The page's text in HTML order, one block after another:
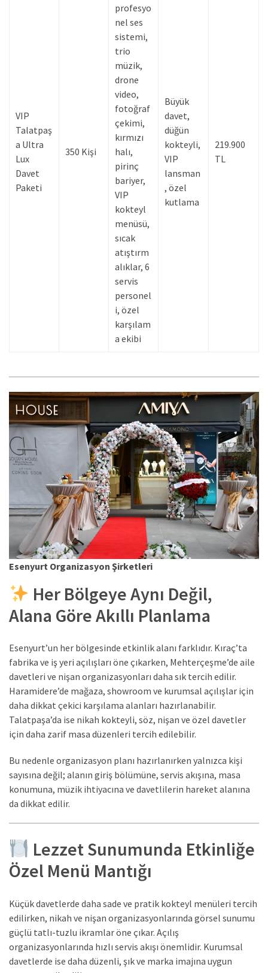
VIP
Talatpaş
a Ultra
Lux
Davet
Paketi
350 Kişi
profesyo
nel ses
sistemi,
trio
müzik,
drone
video,
fotoğraf
çekimi,
kırmızı
halı,
pirinç
bariyer,
VIP
kokteyl
menüsü,
sıcak
atıştırm
alıklar, 6
servis
personel
i, özel
karşılam
a ekibi
Büyük
davet,
düğün
kokteyli,
VIP
lansman
, özel
kutlama
219.900
TL
Esenyurt Organizasyon Şirketleri
Her Bölgeye Aynı Değil,
Alana Göre Akıllı Planlama
Esenyurt’un her bölgesinde etkinlik alanı farklıdır. Kıraç’ta
fabrika ve iş yeri açılışları öne çıkarken, Mehterçeşme’de aile
davetleri ve nişan organizasyonları daha sık tercih edilir.
Haramidere’de mağaza, showroom ve kurumsal açılışlar için
daha dikkat çekici karşılama alanları hazırlanabilir.
Talatpaşa’da ise nikah kokteyli, söz, nişan ve özel davetler
için daha zarif masa düzenleri tercih edilebilir.
Bu nedenle organizasyon planı hazırlanırken yalnızca kişi
sayısına değil; alanın giriş bölümüne, servis akışına, masa
konumuna, müzik ihtiyacına ve davetlilerin hareket alanına
da dikkat edilir.
Lezzet Sunumunda Etkinliğe
Özel Menü Mantığı
Küçük davetlerde daha sade ve pratik kokteyl menüleri tercih
edilirken, nikah ve nişan organizasyonlarında görsel sunumu
güçlü tatlı-tuzlu ikramlar öne çıkar. Açılış
organizasyonlarında hızlı servis akışı önemlidir. Kurumsal
davetlerde ise daha düzenli, şık ve marka imajına uygun